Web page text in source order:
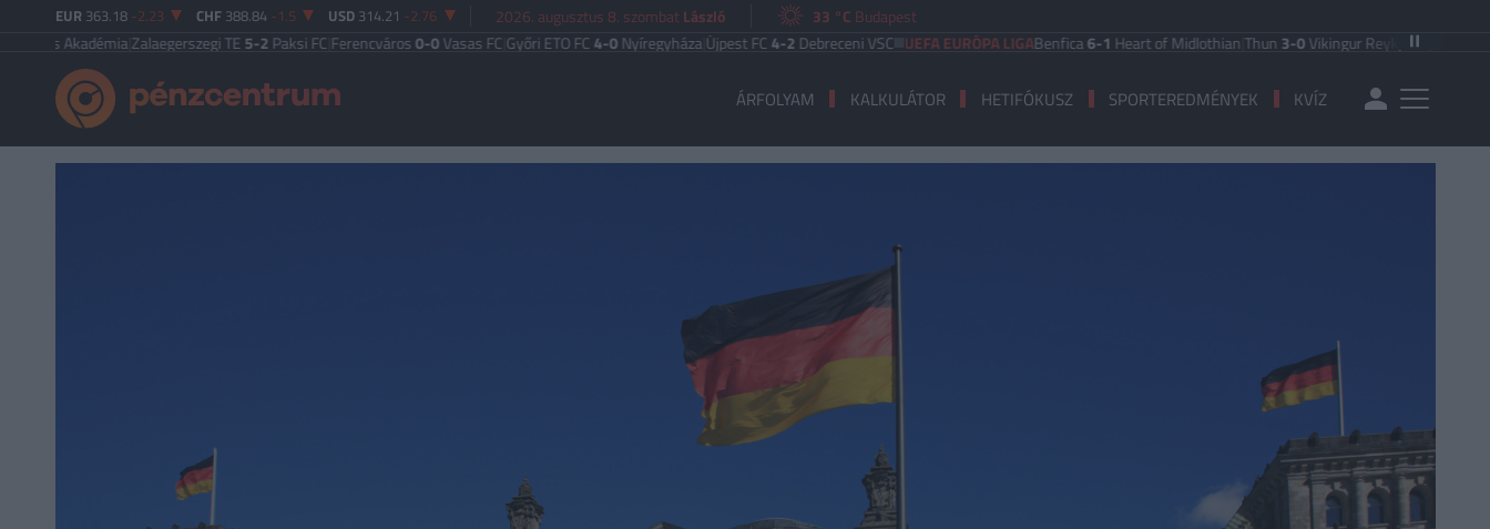
EUR 363.18 -2.23 CHF 388.84 -1.5 USD 314.21 -2.76 2026. augusztus 8. szombatLászló 33 °C Budapest
Akadémia|Zalaegerszegi TE5-2Paksi FC|Ferencváros0-0Vasas FC|Győri ETO FC 4-0Nyíregyháza|Újpest FC4-2Debreceni VSC UEFA EURÓPA LIGABenfica6-1Heart of Midlothian|Thun3-0Vikingur Reykjavik|PAOK Saloniki
ÁRFOLYAM KALKULÁTOR HETIFÓKUSZ SPORTEREDMÉNYEK KVÍZ